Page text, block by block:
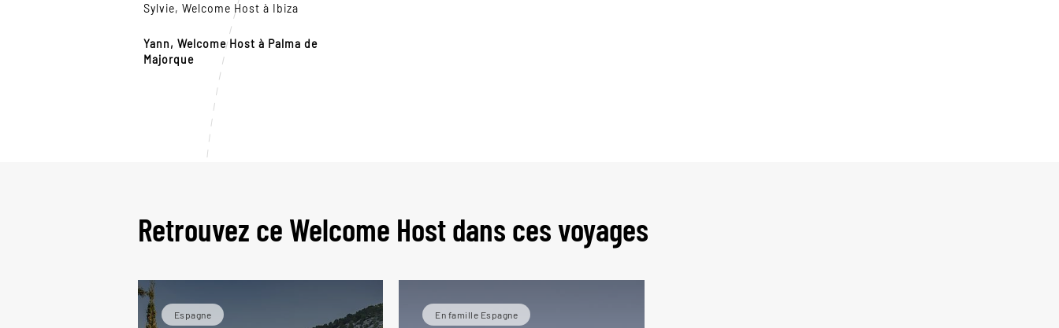
Sylvie, Welcome Host à Ibiza
Yann, Welcome Host à Palma de
Majorque
Retrouvez ce Welcome Host dans ces voyages
Espagne En famille Espagne